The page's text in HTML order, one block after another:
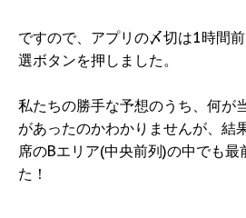
ですので、アプリの〆切は1時間
選ボタンを押しました。
私たちの勝手な予想のうち、何が
があったのかわかりませんが、結
席のBエリア(中央前列)の中でも最
た！